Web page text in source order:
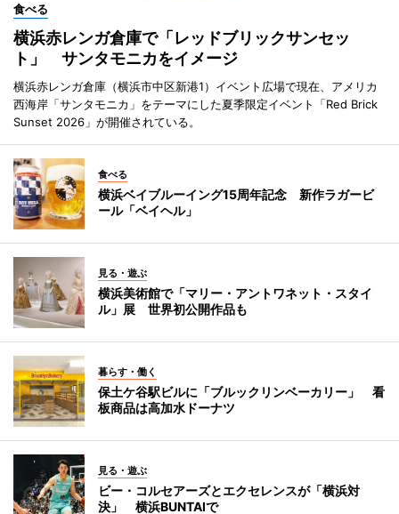
食べる
横浜赤レンガ倉庫で「レッドブリックサンセッ
ト」 サンタモニカをイメージ
横浜赤レンガ倉庫（横浜市中区新港1）イベント広場で現在、アメリカ
西海岸「サンタモニカ」をテーマにした夏季限定イベント「Red Brick
Sunset 2026」が開催されている。
食べる
横浜ベイブルーイング15周年記念 新作ラガービ
ール「ベイヘル」
見る・遊ぶ
横浜美術館で「マリー・アントワネット・スタイ
ル」展 世界初公開作品も
暮らす・働く
保土ケ谷駅ビルに「ブルックリンベーカリー」 看
板商品は高加水ドーナツ
見る・遊ぶ
ビー・コルセアーズとエクセレンスが「横浜対
決」 横浜BUNTAIで